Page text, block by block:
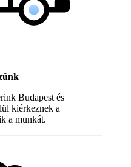
Budapest és
kiérkeznek a
a munkát.